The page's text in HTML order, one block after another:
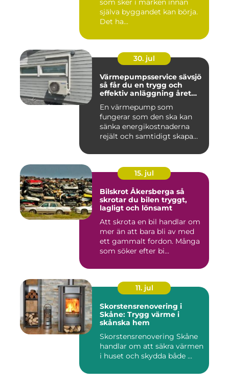
som sker i marken innan
själva byggandet kan börja.
Det ha...
30. jul
Värmepumpsservice sävsjö
så får du en trygg och
effektiv anläggning året
En värmepump som
fungerar som den ska kan
sänka energikostnaderna
rejält och samtidigt skapa
15. jul
Bilskrot Åkersberga så
skrotar du bilen tryggt,
lagligt och lönsamt
Att skrota en bil handlar om
mer än att bara bli av med
ett gammalt fordon. Många
som söker efter bi...
11. jul
Skorstensrenovering i
Skåne: Trygg värme i
skånska hem
Skorstensrenovering Skåne
handlar om att säkra värmen
i huset och skydda både ...